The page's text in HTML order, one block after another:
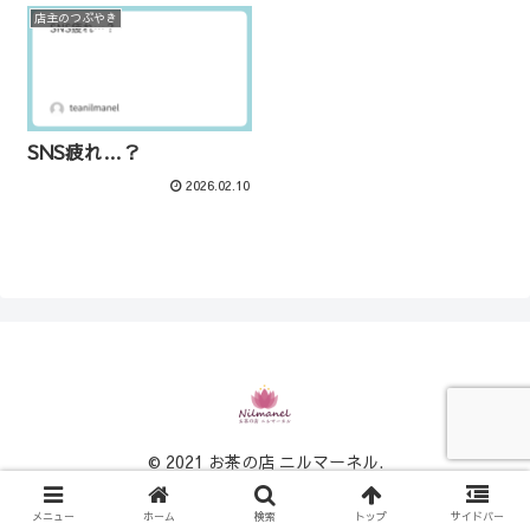
店主のつぶやき
SNS疲れ…？
2026.02.10
© 2021 お茶の店 ニルマーネル.
メニュー ホーム 検索 トップ サイドバー